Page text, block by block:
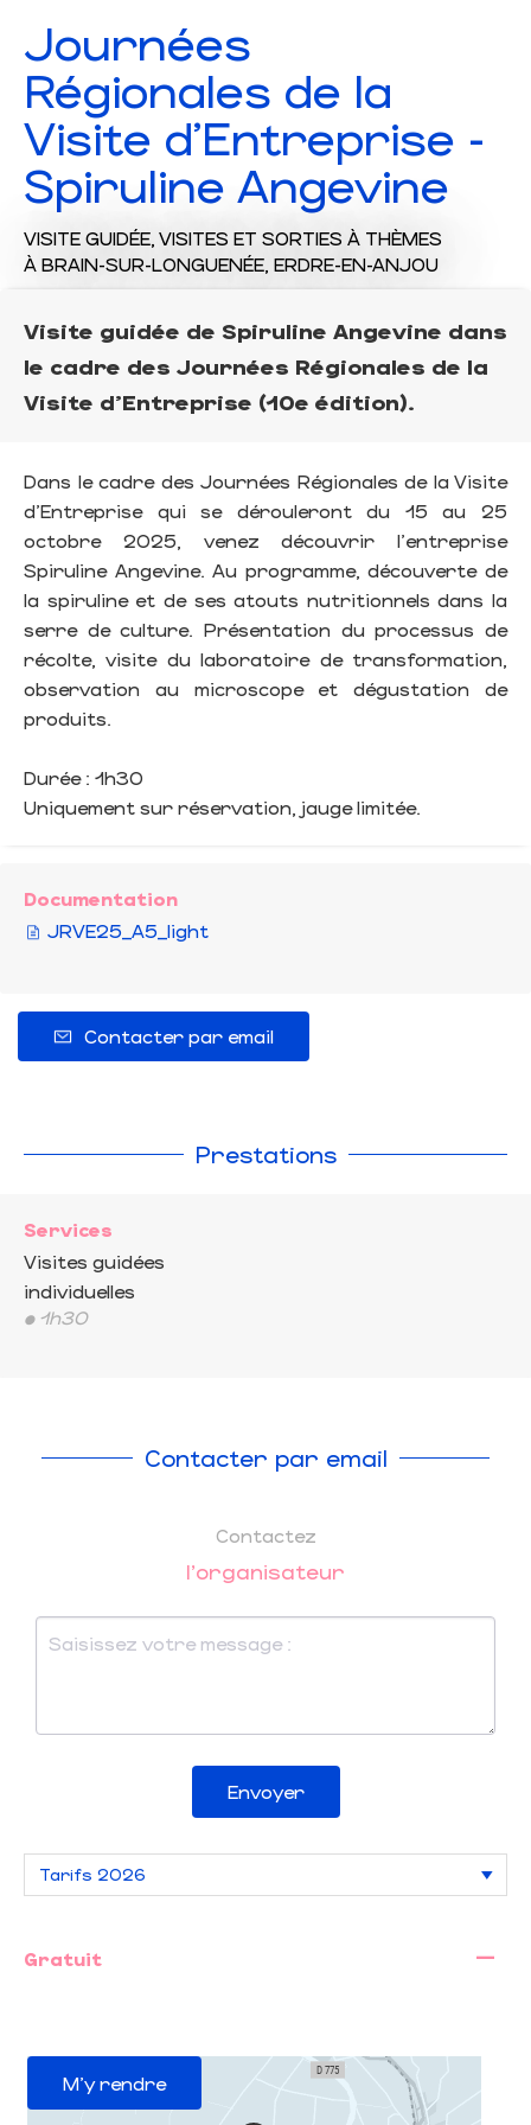
Journées
Régionales de la
Visite d'Entreprise -
Spiruline Angevine
VISITE GUIDÉE, VISITES ET SORTIES À THÈMES
À BRAIN-SUR-LONGUENÉE, ERDRE-EN-ANJOU
Visite guidée de Spiruline Angevine dans
le cadre des Journées Régionales de la
Visite d'Entreprise (10e édition).
Dans le cadre des Journées Régionales de la Visite
d'Entreprise qui se dérouleront du 15 au 25
octobre 2025, venez découvrir l'entreprise
Spiruline Angevine. Au programme, découverte de
la spiruline et de ses atouts nutritionnels dans la
serre de culture. Présentation du processus de
récolte, visite du laboratoire de transformation,
observation au microscope et dégustation de
produits.
Durée : 1h30
Uniquement sur réservation, jauge limitée.
Documentation
JRVE25_A5_light
Contacter par email
Prestations
Services
Visites guidées
individuelles
• 1h30
Contacter par email
Contactez
l'organisateur
Envoyer
Gratuit —
M'y rendre